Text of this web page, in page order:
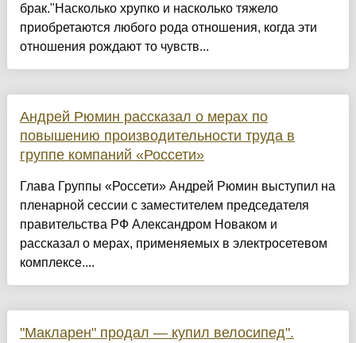
брак."Насколько хрупко и насколько тяжело
приобретаются любого рода отношения, когда эти
отношения рождают то чувств...
Андрей Рюмин рассказал о мерах по
повышению производительности труда в
группе компаний «Россети»
Глава Группы «Россети» Андрей Рюмин выступил на
пленарной сессии с заместителем председателя
правительства РФ Александром Новаком и
рассказал о мерах, применяемых в электросетевом
комплексе....
"Макларен" продал — купил велосипед".